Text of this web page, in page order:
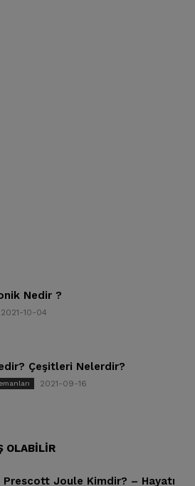
Nedir ?
2021-10-04
Çeşitleri Nelerdir?
2021-09-16
OLABILIR
Prescott Joule Kimdir? – Hayatı